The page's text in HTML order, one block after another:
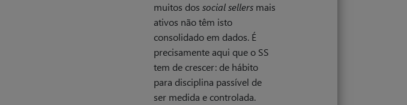
muitos dos social sellersmais
ativos não têm isto
consolidado em dados. É
precisamente aqui que o SS
tem de crescer: de hábito
para disciplina passível de
ser medida e controlada.